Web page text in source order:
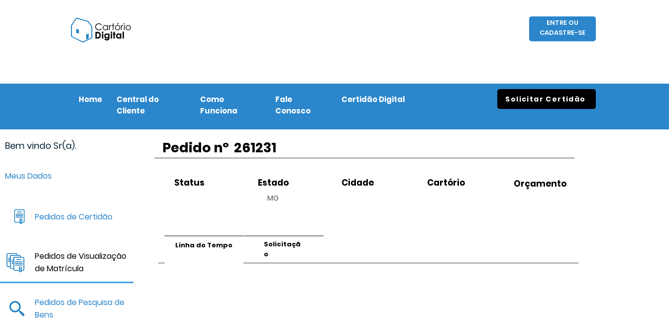
ENTRE OU
CADASTRE-SE
Home
Central do
Cliente
Como
Funciona
Fale
Conosco
Certidão Digital Solicitar Certidão
Bem vindo Sr(a).
Meus Dados
Pedidos de Certidão
Pedidos de Visualização
de Matrícula
Pedidos de Pesquisa de
Bens
Pedido nº 261231
Status Estado
MG
Cidade Cartório Orçamento
Linha do Tempo
Solicitaçã
o